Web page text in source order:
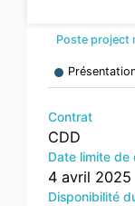
Poste project
Contrat
CDD
Date limite de
4 avril 2025
Disponibilité